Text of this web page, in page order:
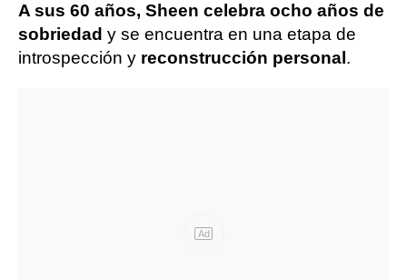
A sus 60 años, Sheen celebra ocho años de
sobriedad y se encuentra en una etapa de
introspección y reconstrucción personal .
Ad